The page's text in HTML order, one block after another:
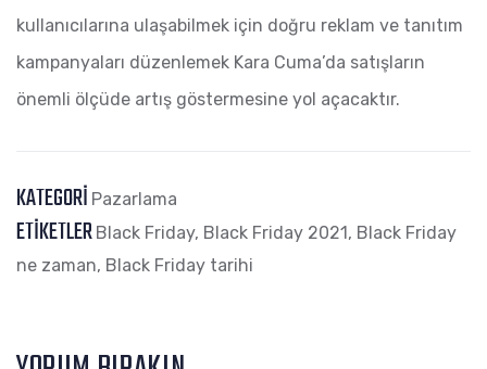
kullanıcılarına ulaşabilmek için doğru reklam ve tanıtım
kampanyaları düzenlemek Kara Cuma’da satışların
önemli ölçüde artış göstermesine yol açacaktır.
KATEGORI Pazarlama
ETIKETLER Black Friday, Black Friday 2021, Black Friday
ne zaman, Black Friday tarihi